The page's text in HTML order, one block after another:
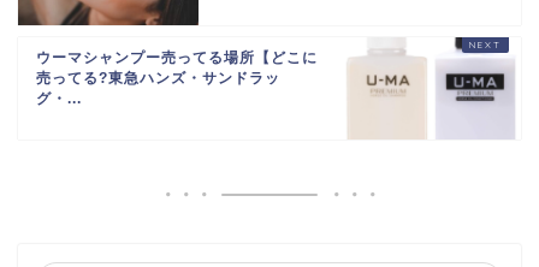
ウーマシャンプー売ってる場所【どこに
売ってる?東急ハンズ・サンドラッ
グ・...